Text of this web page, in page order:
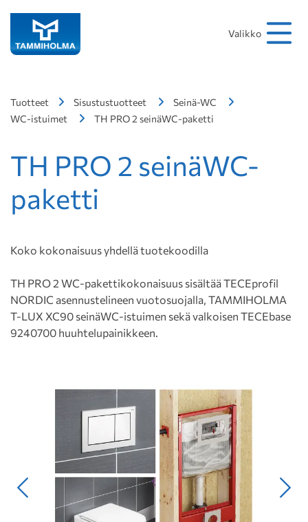
Valikko
Tuotteet Sisustustuotteet
Seinä-WC
WC-istuimet
TH PRO 2 seinäWC-paketti
TH PRO 2 seinäWC-
paketti
Koko kokonaisuus yhdellä tuotekoodilla
TH PRO 2 WC-pakettikokonaisuus sisältää TECEprofil
NORDIC asennustelineen vuotosuojalla, TAMMIHOLMA
T-LUX XC90 seinäWC-istuimen sekä valkoisen TECEbase
9240700 huuhtelupainikkeen.
Edellinen